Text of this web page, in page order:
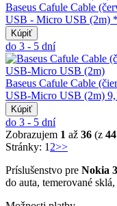
Baseus Cafule Cable
USB - Micro USB
Kúpiť
do 3 - 5 dní
Baseus Cafule Cable
USB-Micro USB (2m)
Kúpiť
do 3 - 5 dní
Zobrazujem 1 až 36 (z 44
Stránky: 1 2>>
Príslušenstvo pre Nokia 3
do auta, temerované